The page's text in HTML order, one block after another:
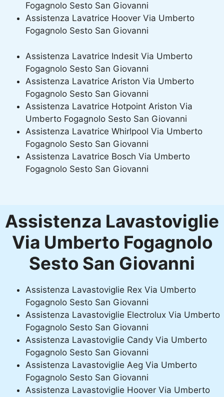
Fogagnolo Sesto San Giovanni
Assistenza Lavatrice Hoover Via Umberto
Fogagnolo Sesto San Giovanni
Assistenza Lavatrice Indesit Via Umberto
Fogagnolo Sesto San Giovanni
Assistenza Lavatrice Ariston Via Umberto
Fogagnolo Sesto San Giovanni
Assistenza Lavatrice Hotpoint Ariston Via
Umberto Fogagnolo Sesto San Giovanni
Assistenza Lavatrice Whirlpool Via Umberto
Fogagnolo Sesto San Giovanni
Assistenza Lavatrice Bosch Via Umberto
Fogagnolo Sesto San Giovanni
Assistenza Lavastoviglie
Via Umberto Fogagnolo
Sesto San Giovanni
Assistenza Lavastoviglie Rex Via Umberto
Fogagnolo Sesto San Giovanni
Assistenza Lavastoviglie Electrolux Via Umberto
Fogagnolo Sesto San Giovanni
Assistenza Lavastoviglie Candy Via Umberto
Fogagnolo Sesto San Giovanni
Assistenza Lavastoviglie Aeg Via Umberto
Fogagnolo Sesto San Giovanni
Assistenza Lavastoviglie Hoover Via Umberto